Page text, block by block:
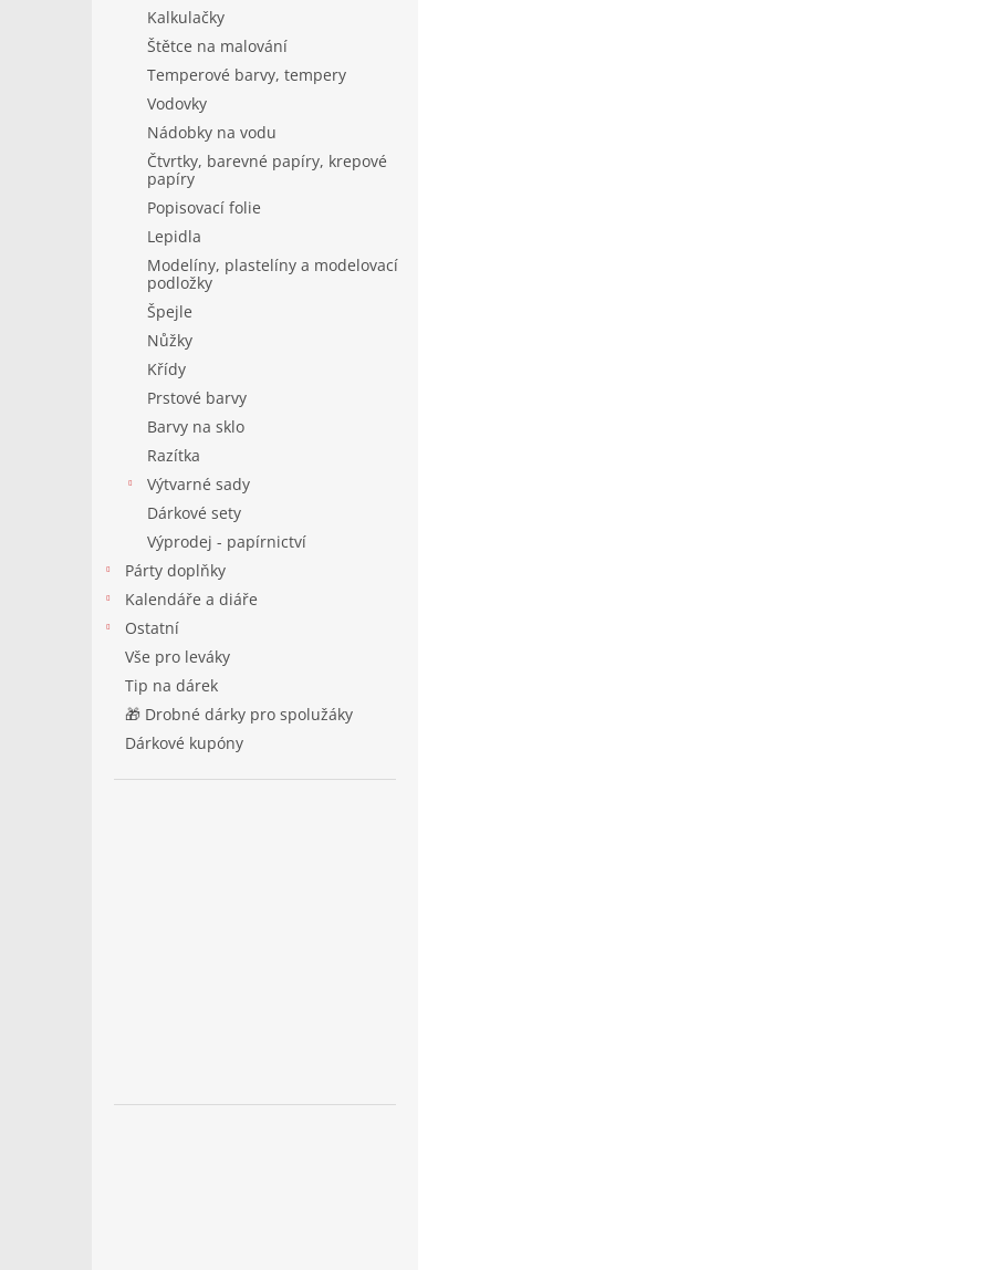
Kalkulačky
Štětce na malování
Temperové barvy, tempery
Vodovky
Nádobky na vodu
Čtvrtky, barevné papíry, krepové
papíry
Popisovací folie
Lepidla
Modelíny, plastelíny a modelovací
podložky
Špejle
Nůžky
Křídy
Prstové barvy
Barvy na sklo
Razítka
Výtvarné sady
Dárkové sety
Výprodej - papírnictví
Párty doplňky
Kalendáře a diáře
Ostatní
Vše pro leváky
Tip na dárek
🎁 Drobné dárky pro spolužáky
Dárkové kupóny